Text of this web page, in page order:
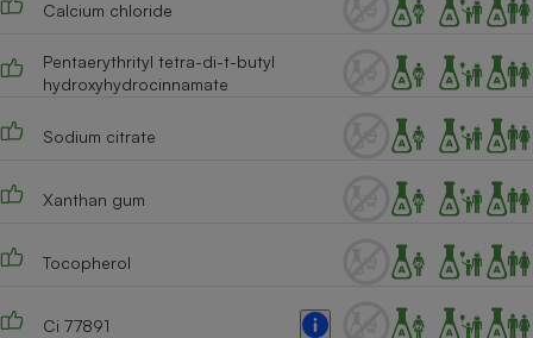
Calcium chloride
Pentaerythrityl tetra-di-t-butyl
hydroxyhydrocinnamate
Sodium citrate
Xanthan gum
Tocopherol
Ci 77891
Robot ménager